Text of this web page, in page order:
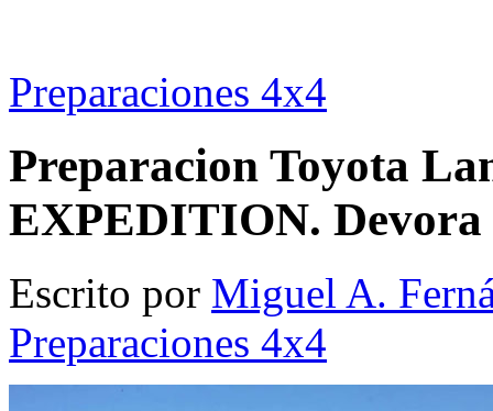
Preparaciones 4x4
Preparacion Toyota
EXPEDITION. Devora
Escrito por Miguel A.
Preparaciones 4x4